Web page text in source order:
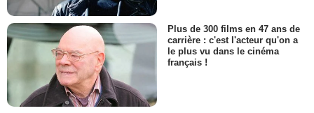
Plus de 300 films en 47 ans de
carrière : c'est l'acteur qu'on a
le plus vu dans le cinéma
français !